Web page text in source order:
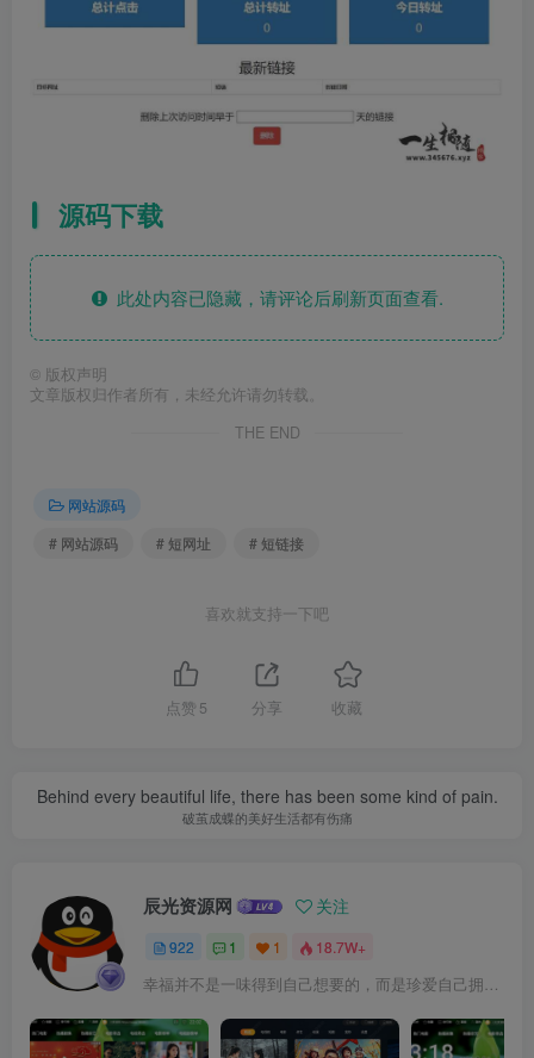
源码下载
此处内容已隐藏，请评论后刷新页面查看.
© 版权声明
文章版权归作者所有，未经允许请勿转载。
THE END
网站源码
# 网站源码
# 短网址 # 短链接
喜欢就支持一下吧
点赞 5 分享 收藏
Behind every beautiful life, there has been some kind of pain.
破茧成蝶的美好生活都有伤痛
辰光资源网 关注
922 1 1 18.7W+
幸福并不是一味得到自己想要的，而是珍爱自己拥有的